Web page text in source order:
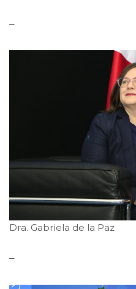
–
Dra. Gabriela de la Paz
–